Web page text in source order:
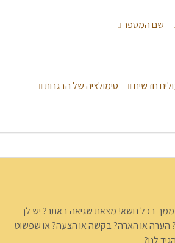
שם המספר
חדשים
סימולציה של הבגרות
בכל נושא! מצאת שגיאה באתר? יש לך
הערה או הארה? בקשה או הצעה? או שפשוט
לנו?